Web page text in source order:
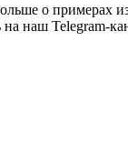
о примерах
на наш Telegram-